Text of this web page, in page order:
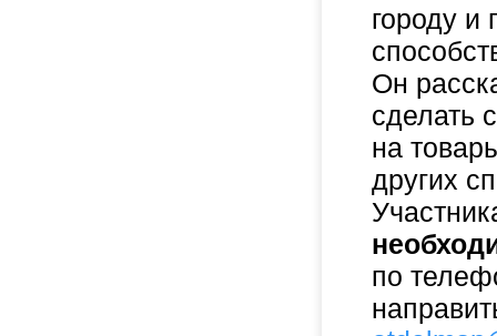
городу и
Он
сделать
на
других
по